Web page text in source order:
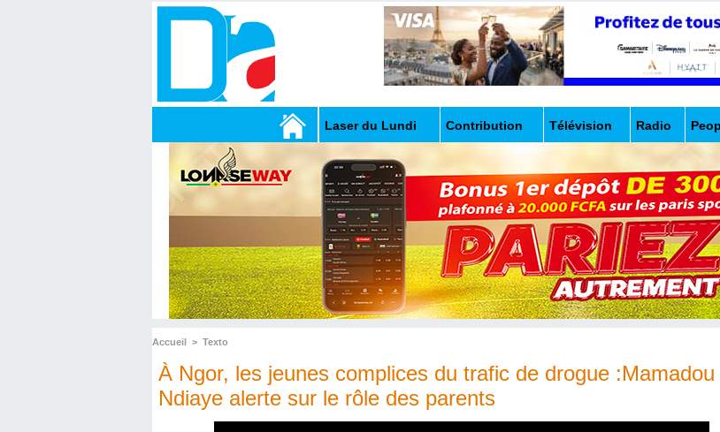
Laser du Lundi Contribution Télévision Radio
Accueil > Texto
À Ngor, les jeunes complices du trafic de drogue :Mamadou
Ndiaye alerte sur le rôle des parents